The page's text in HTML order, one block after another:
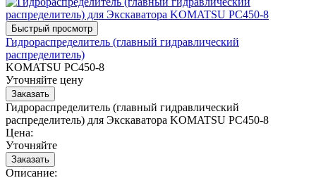
Гидрораспределитель (главный гидравлический
распределитель)
KOMATSU PC450-8
Уточняйте цену
Гидрораспределитель (главный гидравлический
распределитель) для Экскаватора KOMATSU PC450-8
Цена:
Уточняйте
Описание: